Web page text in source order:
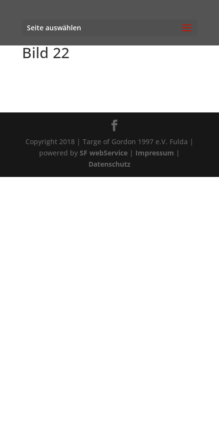
Seite auswählen
Bild 22
Copyright 2018 | Targe of Gordon 1997 e.V. Fulda |
powered by SF webService| Impressum |
Datenschutz